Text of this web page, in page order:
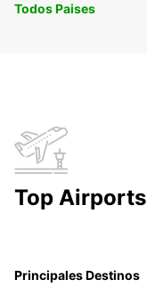
Todos Paises
Top Airports
Principales Destinos